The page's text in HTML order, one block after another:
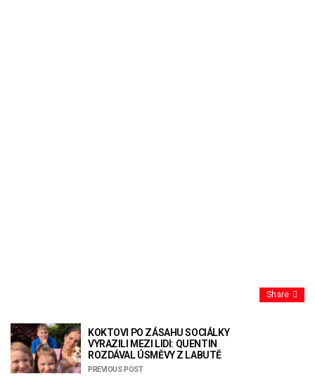
Share
KOKTOVI PO ZÁSAHU SOCIÁLKY
VYRAZILI MEZI LIDI: QUENTIN
ROZDÁVAL ÚSMĚVY Z LABUTĚ
PREVIOUS POST